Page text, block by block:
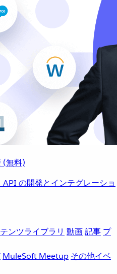
(無料)
の開発とインテグレーショ
ンツライブラリ 動画記事 プ
MuleSoft Meetup その他イベ